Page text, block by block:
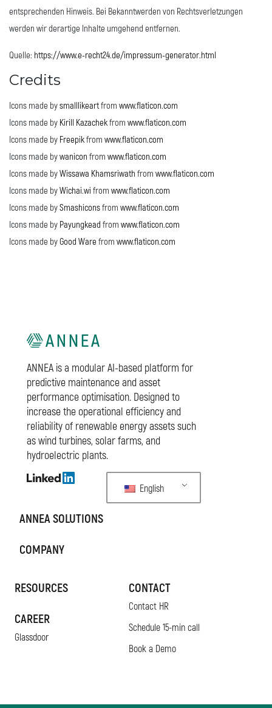
entsprechenden Hinweis. Bei Bekanntwerden von Rechtsverletzungen
werden wir derartige Inhalte umgehend entfernen.
Quelle: https://www.e-recht24.de/impressum-generator.html
Credits
Icons made bysmalllikeartfrom www.flaticon.com
Icons made by Kirill Kazachekfrom www.flaticon.com
Icons made by Freepikfrom www.flaticon.com
Icons made bywanicon from www.flaticon.com
Icons made byWissawa Khamsriwath from www.flaticon.com
Icons made byWichai.wi from www.flaticon.com
Icons made bySmashiconsfrom www.flaticon.com
Icons made by Payungkead from www.flaticon.com
Icons made byGood Ware from www.flaticon.com
ANNEA is a modular AI-based platform for
predictive maintenance and asset
performance optimisation. Designed to
increase the operational efficiency and
reliability of renewable energy assets such
as wind turbines, solar farms, and
hydroelectric plants.
English
ANNEA SOLUTIONS
COMPANY
RESOURCES
CAREER
Glassdoor
CONTACT
Contact HR
Schedule 15-min call
Book a Demo